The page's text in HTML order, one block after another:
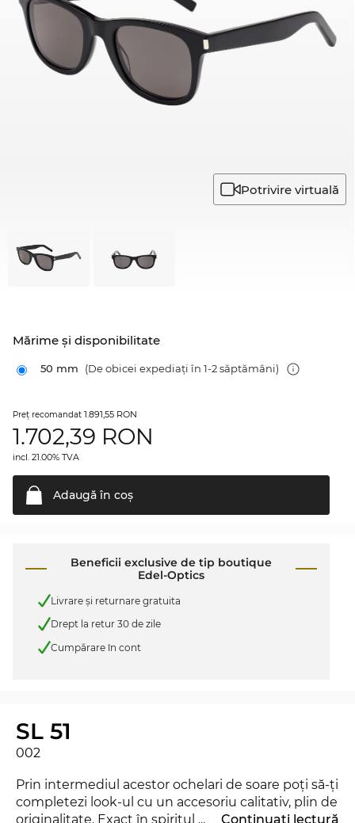
Potrivire virtuală
Mărime şi disponibilitate
50 mm (De obicei expediați în 1-2 săptămâni)
Preţ recomandat 1.891,55 RON
1.702,39 RON
incl. 21.00% TVA
Adaugă în coş
Beneficii exclusive de tip boutique
Edel-Optics
Livrare şi returnare gratuita
Drept la retur 30 de zile
Cumpărare în cont
SL 51
002
Prin intermediul acestor ochelari de soare poţi să-ţi
completezi look-ul cu un accesoriu calitativ, plin de
originalitate. Exact în spiritul motto-ului Edel-
... Continuați lectură